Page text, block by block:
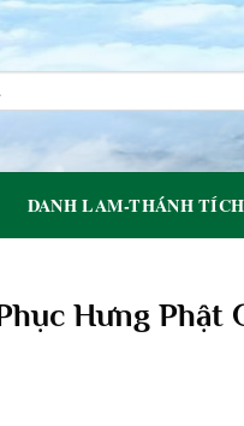
DANH LAM-THÁNH TÍCH
Hưng Phật